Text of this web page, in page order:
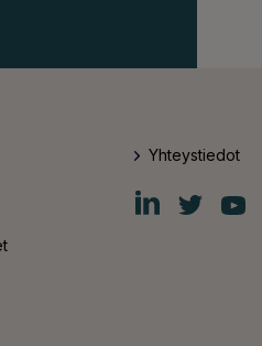
Yhteystiedot
Fiskars
Group
Fiskars
Group
Fiskars
Group